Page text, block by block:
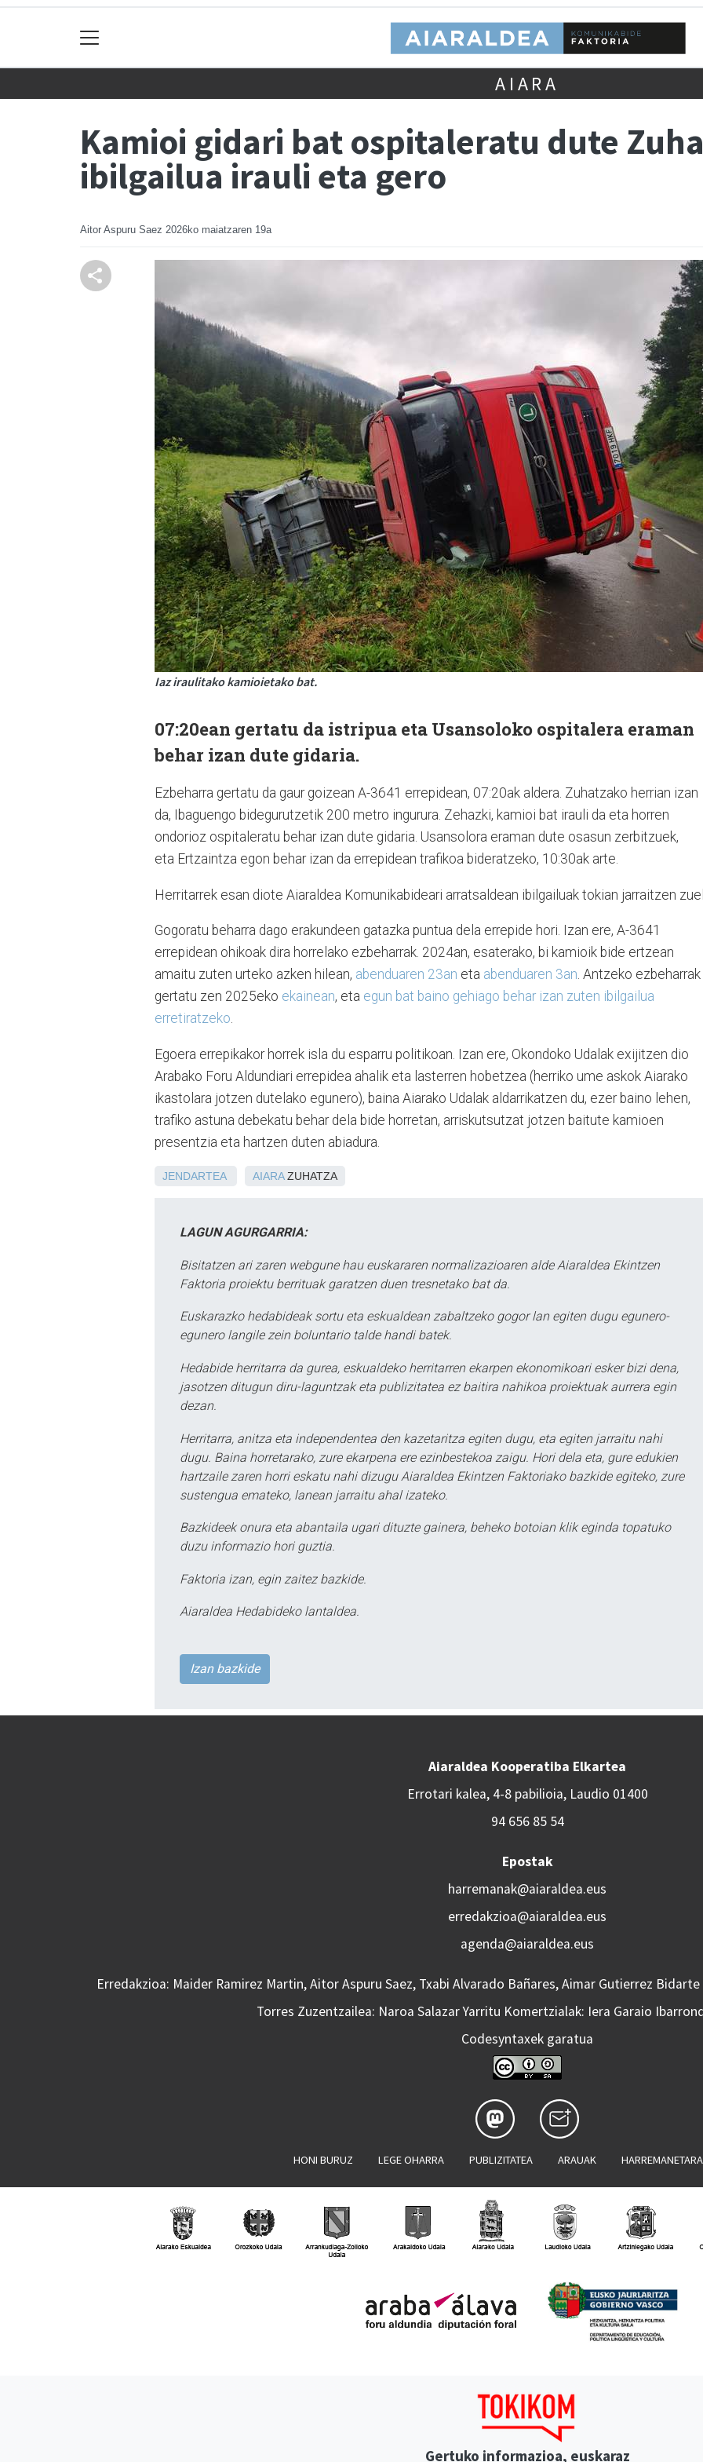
AIARA
Kamioi gidari bat ospitaleratu dute
ibilgailua irauli eta gero
Aitor Aspuru Saez 2026ko maiatzaren 19a
Iaz iraulitako kamioietako bat.
07:20ean gertatu da istripua eta Usansoloko ospitalera eraman
behar izan dute gidaria.
Ezbeharra gertatu da gaur goizean A-3641 errepidean, 07:20ak aldera. Zuhatzako herrian izan
da, Ibaguengo bidegurutzetik 200 metro ingurura. Zehazki, kamioi bat irauli da eta horren
ondorioz ospitaleratu behar izan dute gidaria. Usansolora eraman dute osasun zerbitzuek,
eta Ertzaintza egon behar izan da errepidean trafikoa bideratzeko, 10:30ak arte.
Herritarrek esan diote Aiaraldea Komunikabideari arratsaldean ibilgailuak tokian jarraitzen
Gogoratu beharra dago erakundeen gatazka puntua dela errepide hori. Izan ere, A-3641
errepidean ohikoak dira horrelako ezbeharrak. 2024an, esaterako, bi kamioik bide ertzean
amaitu zuten urteko azken hilean, abenduaren 23an eta abenduaren 3an. Antzeko ezbeharrak
gertatu zen 2025eko ekainean, eta egun bat baino gehiago behar izan zuten ibilgailua
erretiratzeko.
Egoera errepikakor horrek isla du esparru politikoan. Izan ere, Okondoko Udalak exijitzen dio
Arabako Foru Aldundiari errepidea ahalik eta lasterren hobetzea (herriko ume askok Aiarako
ikastolara jotzen dutelako egunero), baina Aiarako Udalak aldarrikatzen du, ezer baino lehen,
trafiko astuna debekatu behar dela bide horretan, arriskutsutzat jotzen baitute kamioen
presentzia eta hartzen duten abiadura.
JENDARTEA AIARAZUHATZA
LAGUN AGURGARRIA:
Bisitatzen ari zaren webgune hau euskararen normalizazioaren alde Aiaraldea Ekintzen
Faktoria proiektu berrituak garatzen duen tresnetako bat da.
Euskarazko hedabideak sortu eta eskualdean zabaltzeko gogor lan egiten dugu egunero-
egunero langile zein boluntario talde handi batek.
Hedabide herritarra da gurea, eskualdeko herritarren ekarpen ekonomikoari esker bizi dena,
jasotzen ditugun diru-laguntzak eta publizitatea ez baitira nahikoa proiektuak aurrera egin
dezan.
Herritarra, anitza eta independentea den kazetaritza egiten dugu, eta egiten jarraitu nahi
dugu. Baina horretarako, zure ekarpena ere ezinbestekoa zaigu. Hori dela eta, gure edukien
hartzaile zaren horri eskatu nahi dizugu Aiaraldea Ekintzen Faktoriako bazkide egiteko, zure
sustengua emateko, lanean jarraitu ahal izateko.
Bazkideek onura eta abantaila ugari dituzte gainera, beheko botoian klik eginda topatuko
duzu informazio hori guztia.
Faktoria izan, egin zaitez bazkide.
Aiaraldea Hedabideko lantaldea.
Izan bazkide
Aiaraldea Kooperatiba Elkartea
Errotari kalea, 4-8 pabilioia, Laudio 01400
94 656 85 54
Epostak
harremanak@aiaraldea.eus
erredakzioa@aiaraldea.eus
agenda@aiaraldea.eus
Erredakzioa: Maider Ramirez Martin, Aitor Aspuru Saez, Txabi Alvarado Bañares, Aimar Gutierrez
Torres Zuzentzailea: Naroa Salazar Yarritu Komertzialak: Iera Garaio
Codesyntaxek garatua
HONI BURUZ LEGE OHARRA PUBLIZITATEA ARAUAK
Gertuko informazioa, euskaraz